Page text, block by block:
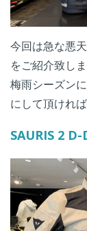
今回は急な悪
をご紹介致しま
梅雨シーズン
にして頂ければ
SAURIS 2 D-